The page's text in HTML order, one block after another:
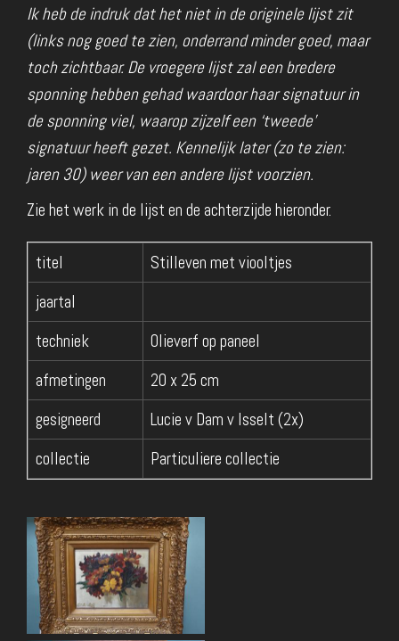
Ik heb de indruk dat het niet in de originele lijst zit
(links nog goed te zien, onderrand minder goed, maar
toch zichtbaar. De vroegere lijst zal een bredere
sponning hebben gehad waardoor haar signatuur in
de sponning viel, waarop zijzelf een ‘tweede’
signatuur heeft gezet. Kennelijk later (zo te zien:
jaren 30) weer van een andere lijst voorzien.
Zie het werk in de lijst en de achterzijde hieronder.
titel
Stilleven met viooltjes
jaartal
techniek
Olieverf op paneel
afmetingen
20 x 25 cm
gesigneerd
Lucie v Dam v Isselt (2x)
collectie
Particuliere collectie